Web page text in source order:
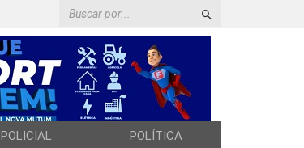
POLICIAL POLÍTICA